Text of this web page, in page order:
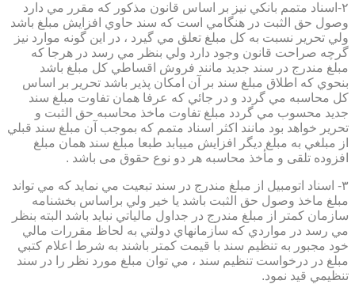
۲-اسناد متمم بانكي نيز بر اساس قانون مذكور كه مقرر مي دارد
وصول حق الثبت در هنگامي است كه سند حاوي افزايش مبلغ باشد
ولي تحرير نسبت به كل مبلغ تعلق مي گيرد ، در اين گونه موارد نيز
گرچه صراحت قانون وجود دارد ولي بنظر مي رسد در هرجا كه
مبلغ مندرج در سند جديد مانند فروش اقساطي كل مبلغ باشد
بنحوي كه اطلاق مبلغ سند بر آن امكان پذير باشد تحرير بر اساس
كل محاسبه مي گردد و در جائي كه عرفا همان تفاوت مبلغ سند
جديد محسوب مي گردد مبلغ تفاوت ماخذ محاسبه حق الثبت و
تحرير خواهد بود مانند اكثر اسناد متمم كه بموجب آن مبلغ سند قبلي
از مبلغي به مبلغ ديگر افزايش مييابد طبعا مبلغ سند همان مبلغ
افزوده تلقی و مأخذ محاسبه هر دو نوع حقوق می باشد .
۳- اسناد اتومبيل از مبلغ مندرج در سند تبعيت مي نمايد كه مي تواند
مبلغ ماخذ وصول حق الثبت باشد يا خير ولي براساس بخشنامه
سازمان كمتر از مبلغ مندرج در جداول مالياتي نبايد باشد البته بنظر
مي رسد در مواردي كه سازمانهاي دولتي به لحاظ مقررات مالي
خود مجبور به تنظيم سند با قيمت كمتر باشند به شرط اعلام كتبي
مبلغ در درخواست تنظيم سند ، مي توان مبلغ مورد نظر را در سند
تنظيمي قيد نمود.